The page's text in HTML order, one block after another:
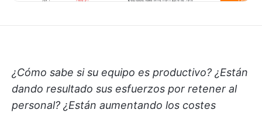
¿Cómo sabe si su equipo es productivo? ¿Están
dando resultado sus esfuerzos por retener al
personal? ¿Están aumentando los costes